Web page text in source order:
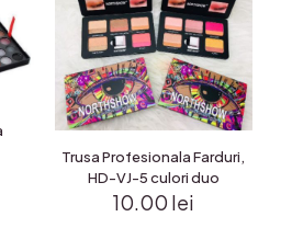
Trusa Profesionala Farduri,
HD-VJ-5 culori duo
10.00 lei